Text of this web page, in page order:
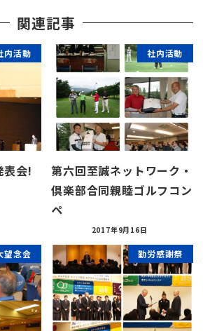
関連記事
内活動
表会!
社内活動
第六回至誠ネットワーク・
倶楽部合同親睦ゴルフコン
ペ
2017年9月16日
望念会 勤労感謝祭